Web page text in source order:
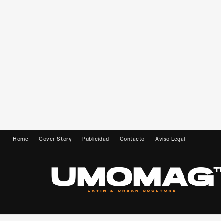
Home Cover Story Publicidad Contacto Aviso Legal